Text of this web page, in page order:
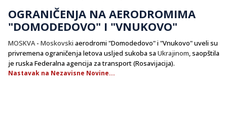
OGRANIČENJA NA AERODROMIMA
"DOMODEDOVO" I "VNUKOVO"
MOSKVA- Moskovski aerodromi "Domodedovo" i "Vnukovo" uveli su
privremena ograničenja letova usljed sukoba sa Ukrajinom, saopštila
je ruska Federalna agencija za transport (Rosavijacija).
Nastavak na Nezavisne Novine...